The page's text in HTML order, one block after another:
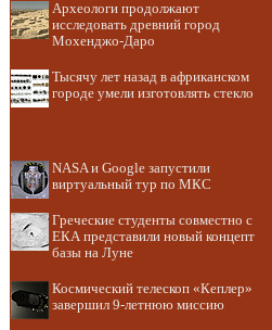
Археологи продолжают
исследовать древний город
Мохенджо-Даро
Тысячу лет назад в африканском
городе умели изготовлять стекло
NASA и Google запустили
виртуальный тур по МКС
Греческие студенты совместно с
ЕКА представили новый концепт
базы на Луне
Космический телескоп «Кеплер»
завершил 9-летнюю миссию